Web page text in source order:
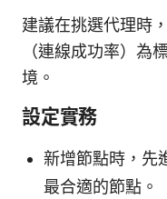
建議在挑選代理時
（連線成功率）為
境。
設定實務
新增節點時，先
最合適的節點。